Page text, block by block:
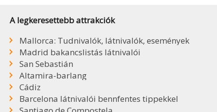
A legkeresettebb attrakciók
Mallorca: Tudnivalók, látnivalók, események
Madrid bakancslistás látnivalói
San Sebastián
Altamira-barlang
Cádiz
Barcelona látnivalói bennfentes tippekkel